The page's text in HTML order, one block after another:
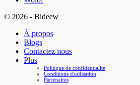
© 2026 - Bideew
À propos
Blogs
Contactez nous
Plus
Politique de confidentialité
Conditions d'utilisation
Partenaires